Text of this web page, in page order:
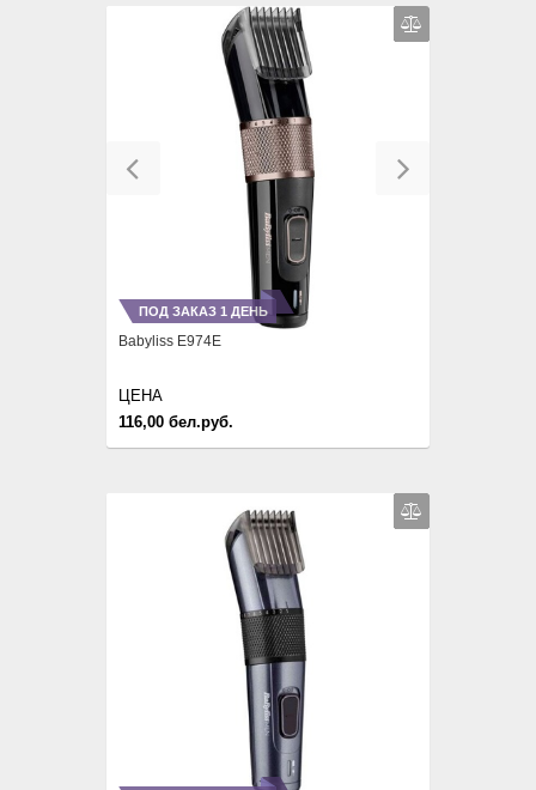
ПОД ЗАКАЗ 1 ДЕНЬ
Babyliss E974E
116,00 бел.руб.
ЦЕНА